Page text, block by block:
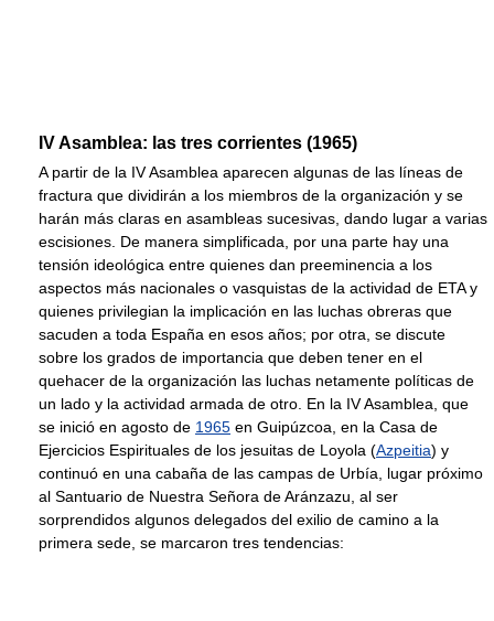
IV Asamblea: las tres corrientes (1965)
A partir de la IV Asamblea aparecen algunas de las líneas de
fractura que dividirán a los miembros de la organización y se
harán más claras en asambleas sucesivas, dando lugar a varias
escisiones. De manera simplificada, por una parte hay una
tensión ideológica entre quienes dan preeminencia a los
aspectos más nacionales o vasquistas de la actividad de ETA y
quienes privilegian la implicación en las luchas obreras que
sacuden a toda España en esos años; por otra, se discute
sobre los grados de importancia que deben tener en el
quehacer de la organización las luchas netamente políticas de
un lado y la actividad armada de otro. En la IV Asamblea, que
se inició en agosto de 1965 en Guipúzcoa, en la Casa de
Ejercicios Espirituales de los jesuitas de Loyola (Azpeitia) y
continuó en una cabaña de las campas de Urbía, lugar próximo
al Santuario de Nuestra Señora de Aránzazu, al ser
sorprendidos algunos delegados del exilio de camino a la
primera sede, se marcaron tres tendencias: